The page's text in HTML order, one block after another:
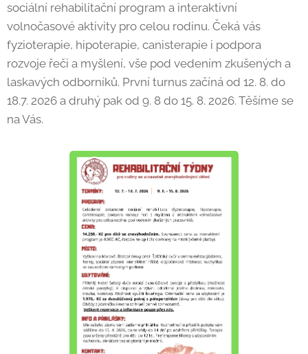
sociální rehabilitační program a interaktivní
volnočasové aktivity pro celou rodinu. Čeká vás
fyzioterapie, hipoterapie, canisterapie i podpora
rozvoje řeči a myšlení, vše pod vedením zkušených a
laskavých odborníků. První turnus začíná od 12. 8. do
18.7. 2026 a druhý pak od 9. 8 do 15. 8. 2026. Těšíme se
na Vás.